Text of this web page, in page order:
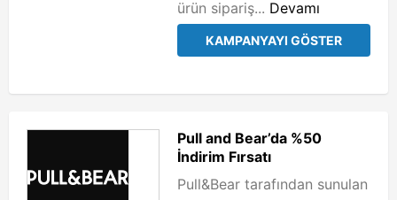
ürün sipariş... Devamı
KAMPANYAYI GÖSTER
Pull and Bear’da %50
İndirim Fırsatı
Pull&Bear tarafından sunulan